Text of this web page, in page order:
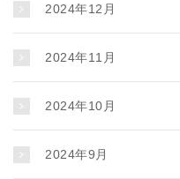
2024年12月
2024年11月
2024年10月
2024年9月